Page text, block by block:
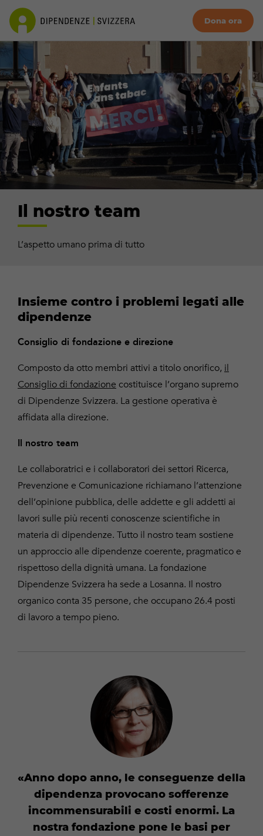
Dona ora
Il nostro team
L’aspetto umano prima di tutto
Insieme contro i problemi legati alle
dipendenze
Consiglio di fondazione e direzione
Composto da otto membri attivi a titolo onorifico, il
Consiglio di fondazione costituisce l’organo supremo
di Dipendenze Svizzera. La gestione operativa è
affidata alla direzione.
Il nostro team
Le collaboratrici e i collaboratori dei settori Ricerca,
Prevenzione e Comunicazione richiamano l’attenzione
dell’opinione pubblica, delle addette e gli addetti ai
lavori sulle più recenti conoscenze scientifiche in
materia di dipendenze. Tutto il nostro team sostiene
un approccio alle dipendenze coerente, pragmatico e
rispettoso della dignità umana. La fondazione
Dipendenze Svizzera ha sede a Losanna. Il nostro
organico conta 35 persone, che occupano 26.4 posti
di lavoro a tempo pieno.
Anno dopo anno, le conseguenze della
dipendenza provocano sofferenze
incommensurabili e costi enormi. La
nostra fondazione pone le basi per